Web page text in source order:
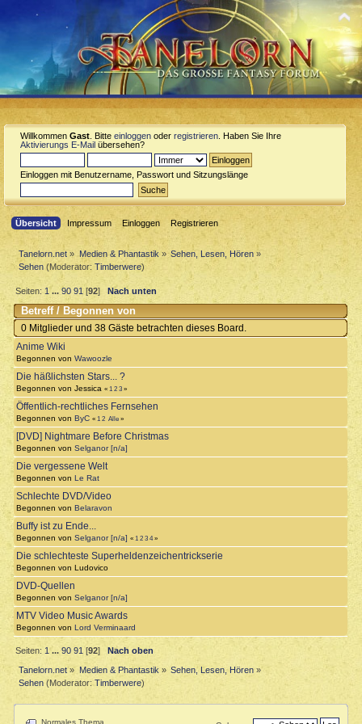
Willkommen Gast . Bitte einloggen oder registrieren . Haben Sie Ihre
Aktivierungs E-Mail übersehen?
Einloggen mit Benutzername, Passwort und Sitzungslänge
Übersicht Impressum Einloggen Registrieren
Tanelorn.net » Medien & Phantastik » Sehen, Lesen, Hören »
Sehen (Moderator:Timberwere)
Seiten:1 ...90 91 [92] Nach unten
Betreff/ Begonnen von
0 Mitglieder und 38 Gäste betrachten dieses Board.
Anime Wiki
Begonnen vonWawoozle
Die häßlichsten Stars... ?
Begonnen von Jessica«1 2 3 »
Öffentlich-rechtliches Fernsehen
Begonnen von ByC «1 2 Alle »
[DVD] Nightmare Before Christmas
Begonnen vonSelganor [n/a]
Die vergessene Welt
Begonnen von Le Rat
Schlechte DVD/Video
Begonnen von Belaravon
Buffy ist zu Ende...
Begonnen vonSelganor [n/a] «1 2 3 4»
Die schlechteste Superheldenzeichentrickserie
Begonnen von Ludovico
DVD-Quellen
Begonnen vonSelganor [n/a]
MTV Video Music Awards
Begonnen von Lord Verminaard
Seiten:1 ...90 91 [92]
Nach oben
Tanelorn.net» Medien & Phantastik » Sehen, Lesen, Hören »
Sehen (Moderator:Timberwere)